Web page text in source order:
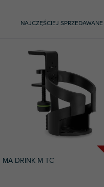
NAJCZĘŚCIEJ SPRZEDAWANE
MA DRINK M TC